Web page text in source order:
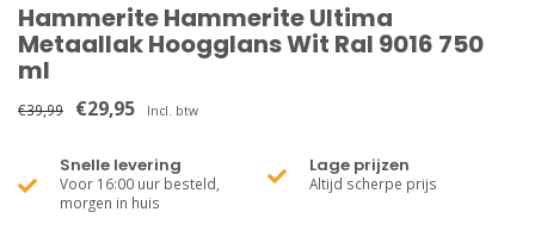
Hammerite Hammerite Ultima
Metaallak Hoogglans Wit Ral 9016 750
ml
€39,99 €29,95 Incl. btw
Snelle levering
Voor 16:00 uur besteld,
morgen in huis
Lage prijzen
Altijd scherpe prijs